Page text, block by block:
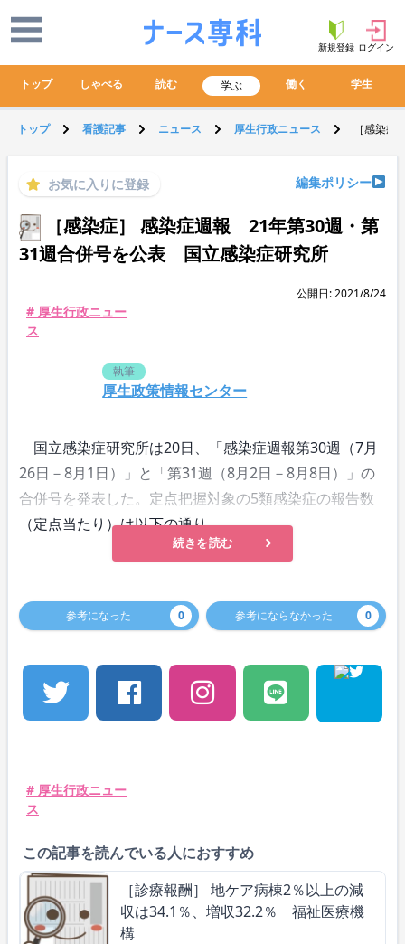
新規登録 ログイン
トップ しゃべる 読む 学ぶ 働く 学生
トップ 看護記事 ニュース 厚生行政ニュース ［感染
お気に入りに登録 編集ポリシー
［感染症］ 感染症週報 21年第30週・第
31週合併号を公表 国立感染症研究所
公開日: 2021/8/24
# 厚生行政ニュー
ス
執筆
厚生政策情報センター
国立感染症研究所は20日、「感染症週報第30週（7月
26日－8月1日）」と「第31週（8月2日－8月8日）」の
合併号を発表した。定点把握対象の5類感染症の報告数
（定点当たり）は以下の通り。
続きを読む
参考になった 0 参考にならなかった 0
# 厚生行政ニュー
ス
この記事を読んでいる人におすすめ
［診療報酬］ 地ケア病棟2％以上の減
収は34.1％、増収32.2％ 福祉医療機
構